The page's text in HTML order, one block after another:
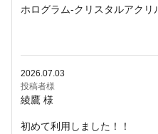
ホログラム-クリスタルアクリ
2026.07.03
投稿者様
綾鷹 様
初めて利用しました！！